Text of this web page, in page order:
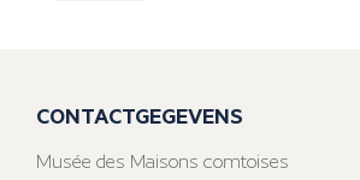
CONTACTGEGEVENS
Musée des Maisons comtoises